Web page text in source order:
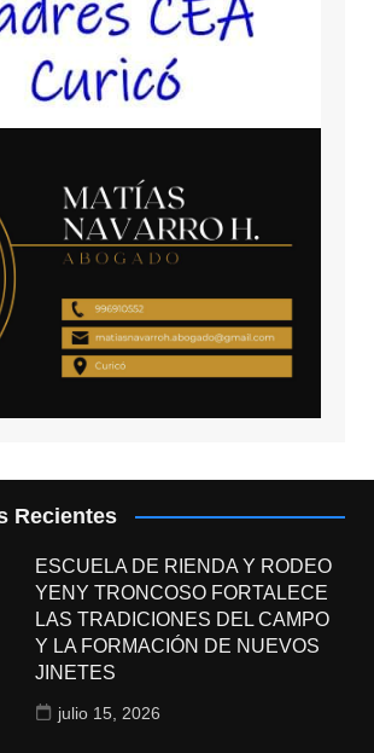
Recientes
ESCUELA DE RIENDA Y RODEO
YENY TRONCOSO FORTALECE
LAS TRADICIONES DEL CAMPO
Y LA FORMACIÓN DE NUEVOS
JINETES
julio 15, 2026